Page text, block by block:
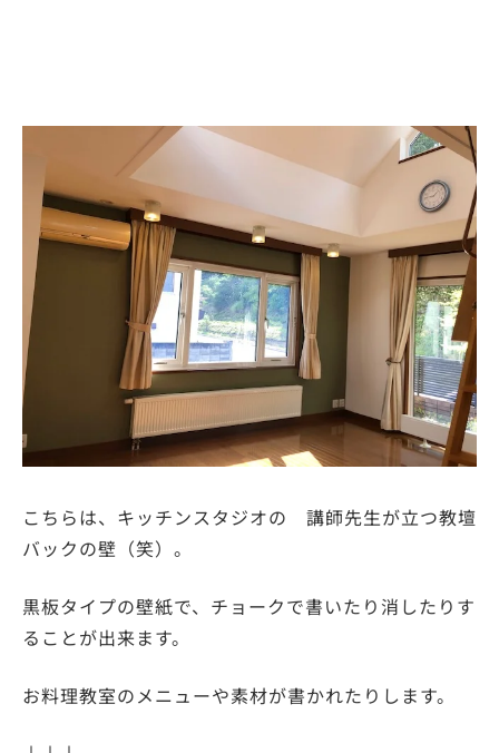
こちらは、キッチンスタジオの 講師先生が立つ教壇
バックの壁（笑）。
黒板タイプの壁紙で、チョークで書いたり消したりす
ることが出来ます。
お料理教室のメニューや素材が書かれたりします。